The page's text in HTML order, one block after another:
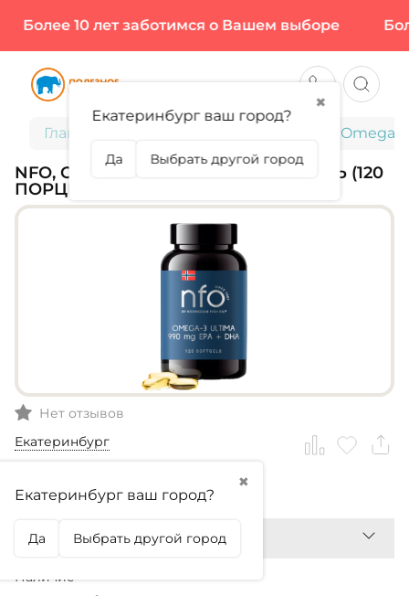
Более 10 лет заботимся о Вашем выборе
Главная NFO,
NFO, OMEGA-3 ULTIMA, 120 СОФТГЕЛЬ (120
ПОРЦИЙ)
Нет отзывов
Екатеринбург
✖
Екатеринбург ваш город?
Да Выбрать другой город
9 380,99₽
Наличие
✖
Екатеринбург ваш город?
Да Выбрать другой город